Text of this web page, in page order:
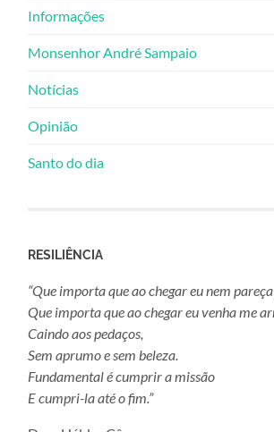
Informações
Monsenhor André Sampaio
Notícias
Opinião
Santo do dia
RESILIÊNCIA
“Que importa que ao chegar eu nem
Que importa que ao chegar eu venha me
Caindo aos pedaços,
Sem aprumo e sem beleza.
Fundamental é cumprir a missão
E cumpri-la até o fim.”